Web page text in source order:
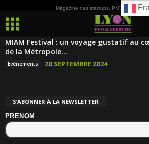
Magazine des startups, PME, ETI et de
MIAM Festival : un voyage gustatif au
de la Métropole...
Évènements 20 SEPTEMBRE 2024
S’ABONNER À LA NEWSLETTER
PRENOM